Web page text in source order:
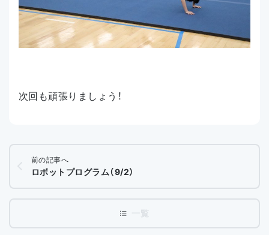
次回も頑張りましょう！
前の記事へ
ロボットプログラム（9/2）